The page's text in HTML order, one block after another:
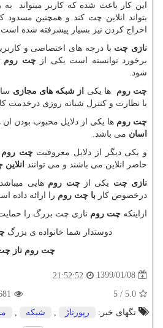
این کار باعث شدهکه کاربر میتواند
بتواند انلاین چت کند و همچنین مسدود
اخراج کردن نیز بسیار پیشرفته شده
نازی چت با درجه های اختصاصی و
برخوردتوانسته است یکی ازچت روم
شود.
چت روم ها یکی از شبکه های مجازی
با نظارت و کنترل شبانه روزی درخدمت
چت روم ها یکی از دلایل محبوب بودن ان
اسان می باشد.
و یکی دیگر از دلایل معروفیتچت روم
حاضر
انلاین می باشند و می توانند
نازی چت یکی ازچت رومهایی
درخصوص کار با چت روم را ارائه داده
ازاینکه چت روم نازی چت بزرگ را
دوستدار شما خانواده ی بزرگ
چت روم ناز
1399/01/08
21:52:52
5.0
/
5
تگهای خبر:
رپورتاژ شبكه